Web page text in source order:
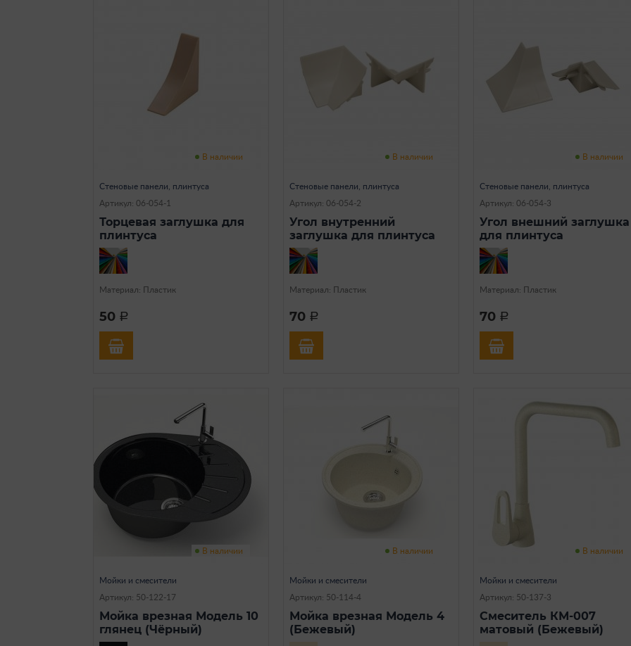
В наличии
Стеновые панели, плинтуса
Артикул: 06-054-1
Торцевая заглушка для
плинтуса
Материал: Пластик
50 a
В наличии
Стеновые панели, плинтуса
Артикул: 06-054-2
Угол внутренний
заглушка для плинтуса
Материал: Пластик
70 a
В наличии
Стеновые панели, плинтуса
Артикул: 06-054-3
Угол внешний заглушка
для плинтуса
Материал: Пластик
70 a
В наличии
Мойки и смесители
Артикул: 50-122-17
Мойка врезная Модель 10
глянец (Чёрный)
В наличии
Мойки и смесители
Артикул: 50-114-4
Мойка врезная Модель 4
(Бежевый)
В наличии
Мойки и смесители
Артикул: 50-137-3
Смеситель КМ-007
матовый (Бежевый)